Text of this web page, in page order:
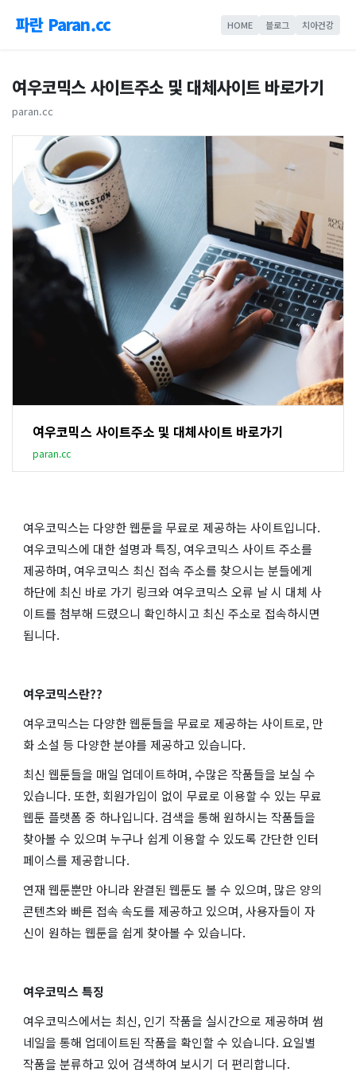
파란 Paran.cc HOME 블로그 치아건강
여우코믹스 사이트주소 및 대체사이트 바로가기
paran.cc
여우코믹스 사이트주소 및 대체사이트 바로가기
paran.cc
여우코믹스는 다양한 웹툰을 무료로 제공하는 사이트입니다.
여우코믹스에 대한 설명과 특징, 여우코믹스 사이트 주소를
제공하며, 여우코믹스 최신 접속 주소를 찾으시는 분들에게
하단에 최신 바로 가기 링크와 여우코믹스 오류 날 시 대체 사
이트를 첨부해 드렸으니 확인하시고 최신 주소로 접속하시면
됩니다.
여우코믹스란??
여우코믹스는 다양한 웹툰들을 무료로 제공하는 사이트로, 만
화 소설 등 다양한 분야를 제공하고 있습니다.
최신 웹툰들을 매일 업데이트하며, 수많은 작품들을 보실 수
있습니다. 또한, 회원가입이 없이 무료로 이용할 수 있는 무료
웹툰 플랫폼 중 하나입니다. 검색을 통해 원하시는 작품들을
찾아볼 수 있으며 누구나 쉽게 이용할 수 있도록 간단한 인터
페이스를 제공합니다.
연재 웹툰뿐만 아니라 완결된 웹툰도 볼 수 있으며, 많은 양의
콘텐츠와 빠른 접속 속도를 제공하고 있으며, 사용자들이 자
신이 원하는 웹툰을 쉽게 찾아볼 수 있습니다.
여우코믹스 특징
여우코믹스에서는 최신, 인기 작품을 실시간으로 제공하며 썸
네일을 통해 업데이트된 작품을 확인할 수 있습니다. 요일별
작품을 분류하고 있어 검색하여 보시기 더 편리합니다.